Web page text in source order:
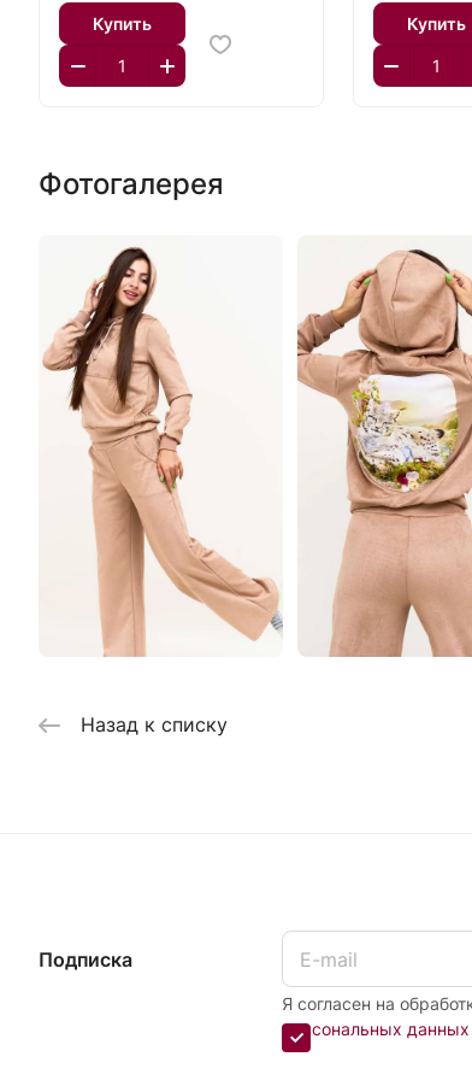
Купить Купить
Фотогалерея
Назад к списку
Подписка
Я согласен на
персональных данных